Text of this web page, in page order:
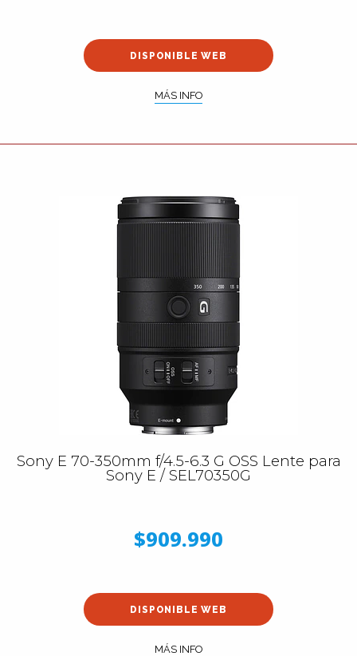
DISPONIBLE WEB
MÁS INFO
Sony E 70-350mm f/4.5-6.3 G OSS Lente para
Sony E / SEL70350G
$909.990
DISPONIBLE WEB
MÁS INFO